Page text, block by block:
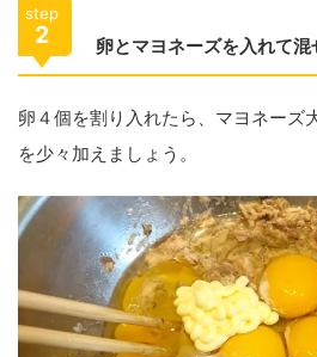
step
2 卵とマヨネーズを入れて混
卵４個を割り入れたら、マヨネーズ
を少々加えましょう。